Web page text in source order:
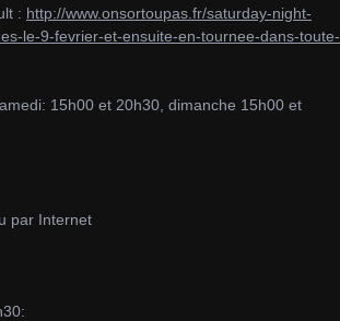
: http://www.onsortoupas.fr/saturday-night-
le-9-fevrier-et-ensuite-en-tournee-dans-toute-
15h00 et 20h30, dimanche 15h00 et
par Internet